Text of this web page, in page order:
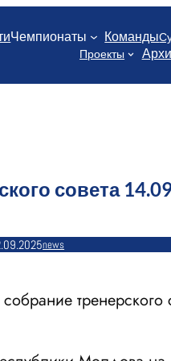
Чемпионаты Команды
Проекты
совета
news
тренерского